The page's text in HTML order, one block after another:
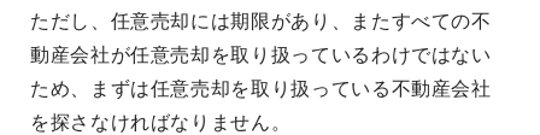
ただし、任意売却には期限があり、またすべての不
動産会社が任意売却を取り扱っているわけではない
ため、まずは任意売却を取り扱っている不動産会社
を探さなければなりません。